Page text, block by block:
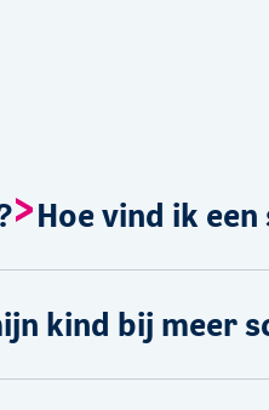
Hoe vind ik
kind bij meer